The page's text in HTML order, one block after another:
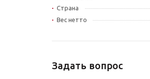
Страна
Вес нетто
Задать вопрос